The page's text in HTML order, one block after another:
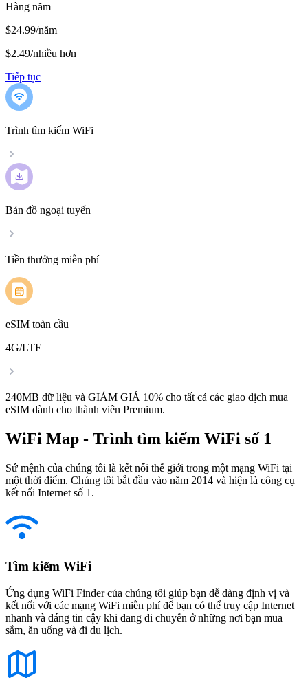
Hàng năm
$24.99/năm
$2.49/nhiều hơn
Tiếp tục
Trình tìm kiếm WiFi
Bản đồ ngoại tuyến
Tiền thưởng miễn phí
eSIM toàn cầu
4G/LTE
240MB dữ liệu và GIẢM GIÁ 10% cho tất cả các giao dịch mua
eSIM dành cho thành viên Premium.
WiFi Map - Trình tìm kiếm WiFi số 1
Sứ mệnh của chúng tôi là kết nối thế giới trong một mạng WiFi tại
một thời điểm. Chúng tôi bắt đầu vào năm 2014 và hiện là công cụ
kết nối Internet số 1.
Tìm kiếm WiFi
Ứng dụng WiFi Finder của chúng tôi giúp bạn dễ dàng định vị và
kết nối với các mạng WiFi miễn phí để bạn có thể truy cập Internet
nhanh và đáng tin cậy khi đang di chuyển ở những nơi bạn mua
sắm, ăn uống và đi du lịch.